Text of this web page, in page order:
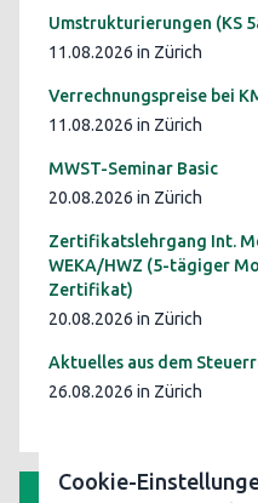
Umstrukturierungen (KS
11.08.2026 in Zürich
Verrechnungspreise bei
11.08.2026 in Zürich
MWST-Seminar Basic
20.08.2026 in Zürich
Zertifikatslehrgang Int.
WEKA/HWZ (5-tägiger
Zertifikat)
20.08.2026 in Zürich
Aktuelles aus dem
26.08.2026 in Zürich
Cookie-